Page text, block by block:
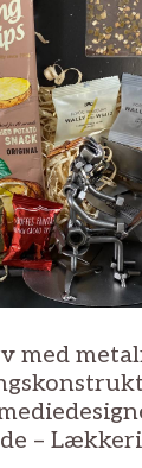
med
–